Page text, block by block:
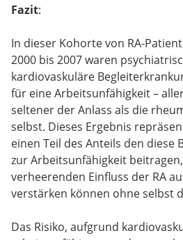
Fazit:
In dieser Kohorte von RA-
2000 bis 2007 waren
kardiovaskuläre
für eine Arbeitsunfähigkeit –
seltener der Anlass als die
selbst. Dieses Ergebnis
einen Teil des Anteils den diese
zur Arbeitsunfähigkeit
verheerenden Einfluss der RA
verstärken können ohne selbst
Das Risiko, aufgrund